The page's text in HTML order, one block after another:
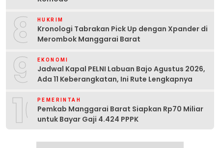
8 HUKRIM
Kronologi Tabrakan Pick Up dengan Xpander di
Merombok Manggarai Barat
9 EKONOMI
Jadwal Kapal PELNI Labuan Bajo Agustus 2026,
Ada 11 Keberangkatan, Ini Rute Lengkapnya
10PEMERINTAH
Pemkab Manggarai Barat Siapkan Rp70 Miliar
untuk Bayar Gaji 4.424 PPPK